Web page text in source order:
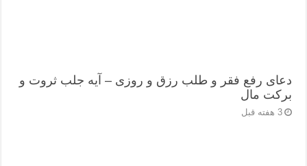
دعای رفع فقر و طلب رزق و روزی – آیه‌ جلب ثروت و
برکت مال
3 هفته قبل